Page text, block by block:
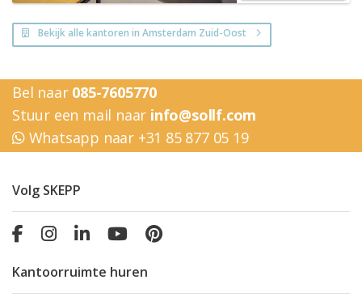
Bekijk alle kantoren in Amsterdam Zuid-Oost
Bel naar 085-7605770
Stuur een mail naar info@sollf.com
Whatsapp naar +31 85 877 05 19
Volg SKEPP
Kantoorruimte huren